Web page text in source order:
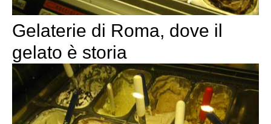
Gelaterie di Roma, dove il
gelato è storia